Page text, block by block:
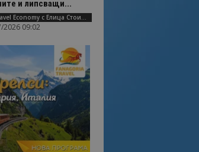
и липсващи...
AI Travel Economy с Елица Стоилова
2026 09:02